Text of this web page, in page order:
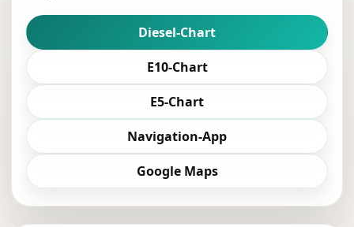
Diesel-Chart
E10-Chart
E5-Chart
Navigation-App
Google Maps